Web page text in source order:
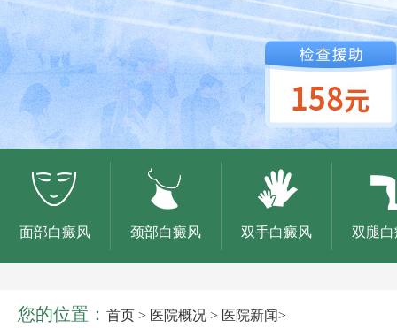
面部白癜风 颈部白癜风 双手白癜风 双腿
您的位置： 首页 > 医院概况 > 医院新闻>